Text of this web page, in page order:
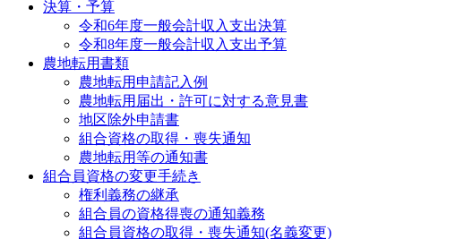
決算・予算
令和6年度一般会計収入支出決算
令和8年度一般会計収入支出予算
農地転用書類
農地転用申請記入例
農地転用届出・許可に対する意見書
地区除外申請書
組合資格の取得・喪失通知
農地転用等の通知書
組合員資格の変更手続き
権利義務の継承
組合員の資格得喪の通知義務
組合員資格の取得・喪失通知(名義変更)